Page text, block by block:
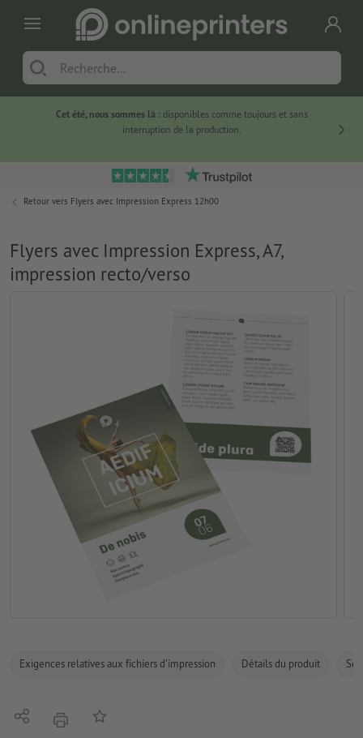
Cet été, nous sommes là :disponibles comme toujours et sans
interruption de la production.
Retour vers Flyers avec Impression Express 12h00
Flyers avec Impression Express, A7,
impression recto/verso
Exigences relatives aux fichiers d'impression Détails du produit
PartagerimprimerAjouter à liste d'article